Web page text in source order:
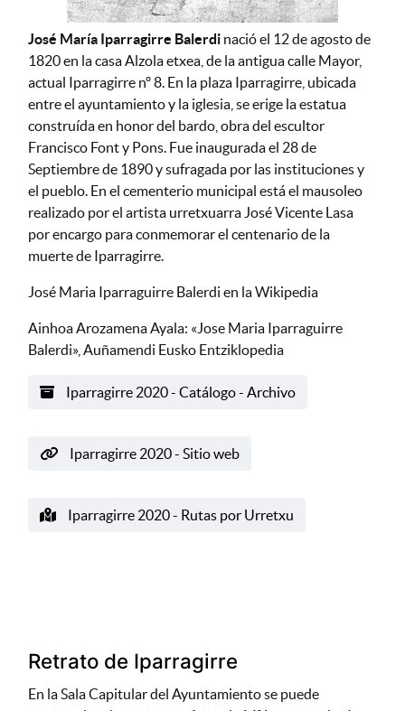
José María Iparragirre Balerdinació el 12 de agosto de
1820 en la casa Alzola etxea, de la antigua calle Mayor,
actual Iparragirre nº 8. En la plaza Iparragirre, ubicada
entre el ayuntamiento y la iglesia, se erige la estatua
construída en honor del bardo, obra del escultor
Francisco Font y Pons. Fue inaugurada el 28 de
Septiembre de 1890 y sufragada por las instituciones y
el pueblo. En el cementerio municipal está el mausoleo
realizado por el artista urretxuarra José Vicente Lasa
por encargo para conmemorar el centenario de la
muerte de Iparragirre.
José Maria Iparraguirre Balerdi en la Wikipedia
Ainhoa Arozamena Ayala: «Jose Maria Iparraguirre
Balerdi», Auñamendi Eusko Entziklopedia
Iparragirre 2020 - Catálogo - Archivo
Iparragirre 2020 - Sitio web
Iparragirre 2020 - Rutas por Urretxu
Retrato de Iparragirre
En la Sala Capitular del Ayuntamiento se puede